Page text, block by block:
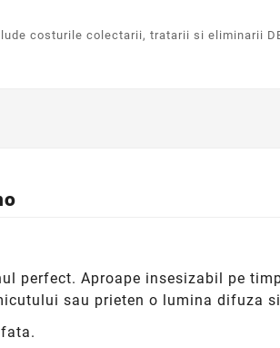
costurile colectarii, tratarii si eliminarii
perfect. Aproape insesizabil pe
sau prieten o lumina difuza